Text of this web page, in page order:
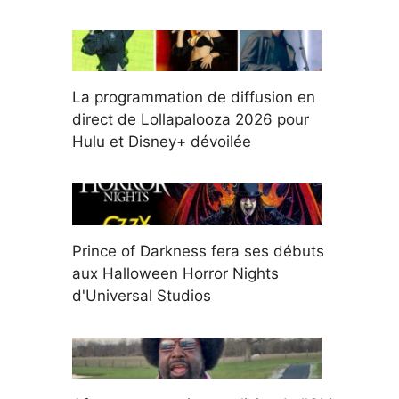
La programmation de diffusion en
direct de Lollapalooza 2026 pour
Hulu et Disney+ dévoilée
Prince of Darkness fera ses débuts
aux Halloween Horror Nights
d'Universal Studios